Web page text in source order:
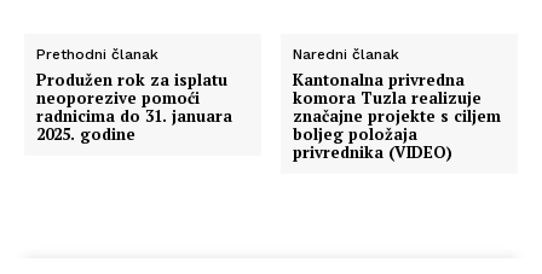
Prethodni članak
Produžen rok za isplatu
neoporezive pomoći
radnicima do 31. januara
2025. godine
Naredni članak
Kantonalna privredna
komora Tuzla realizuje
značajne projekte s ciljem
boljeg položaja
privrednika (VIDEO)